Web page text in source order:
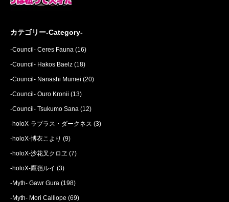
カテゴリー-Category-
-Council- Ceres Fauna (16)
-Council- Hakos Baelz (18)
-Council- Nanashi Mumei (20)
-Council- Ouro Kronii (13)
-Council- Tsukumo Sana (12)
-holoX-ラプラス・ダークネス (3)
-holoX-博衣こより (9)
-holoX-沙花叉クロヱ (7)
-holoX-鷹嶺ルイ (3)
-Myth- Gawr Gura (198)
-Myth- Mori Calliope (69)